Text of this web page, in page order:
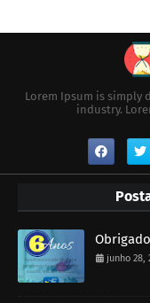
Lorem Ipsum is
industry.
junho 28,